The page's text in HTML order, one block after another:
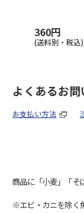
360円
(送料別・税込)
よくあるお
お支払い方法
商品に「小麦」「そ
※エビ・カニを除く